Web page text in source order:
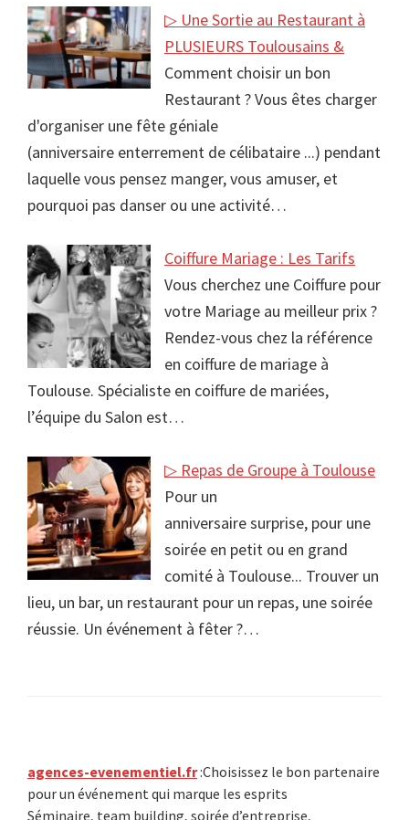
▷ Une Sortie au Restaurant à
PLUSIEURS Toulousains &
Comment choisir un bon
Restaurant ? Vous êtes charger
d'organiser une fête géniale
(anniversaire enterrement de célibataire ...) pendant
laquelle vous pensez manger, vous amuser, et
pourquoi pas danser ou une activité…
Coiffure Mariage : Les Tarifs
Vous cherchez une Coiffure pour
votre Mariage au meilleur prix ?
Rendez-vous chez la référence
en coiffure de mariage à
Toulouse. Spécialiste en coiffure de mariées,
l’équipe du Salon est…
▷ Repas de Groupe à Toulouse
Pour un
anniversaire surprise, pour une
soirée en petit ou en grand
comité à Toulouse... Trouver un
lieu, un bar, un restaurant pour un repas, une soirée
réussie. Un événement à fêter ?…
Primary
Sidebar
agences-evenementiel.fr:Choisissez le bon partenaire
pour un événement qui marque les esprits
Séminaire, team building, soirée d’entreprise,